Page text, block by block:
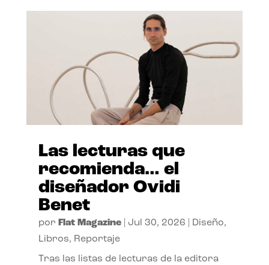
Las lecturas que
recomienda… el
diseñador Ovidi
Benet
por Flat Magazine| Jul 30, 2026 Diseño,
Libros, Reportaje
Tras las listas de lecturas de la editora